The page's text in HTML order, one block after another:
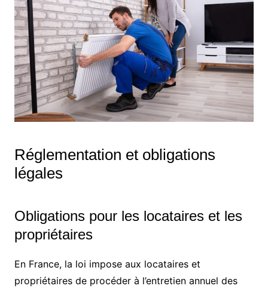
Réglementation et obligations
légales
Obligations pour les locataires et les
propriétaires
En France, la loi impose aux locataires et
propriétaires de procéder à l’entretien annuel des